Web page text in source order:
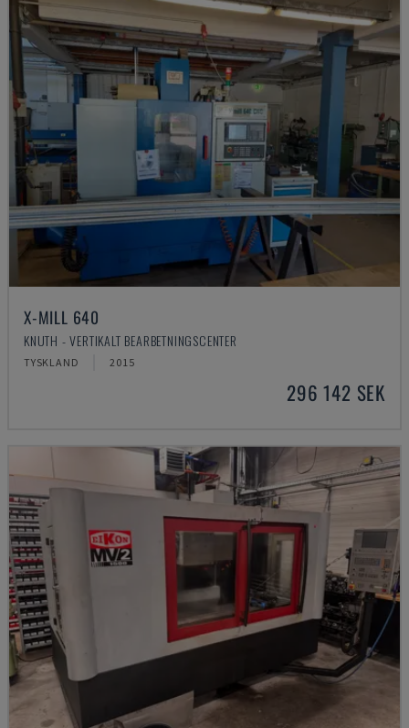
X-MILL 640
KNUTH - VERTIKALT BEARBETNINGSCENTER
TYSKLAND 2015
296 142 SEK